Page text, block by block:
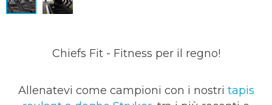
Chiefs Fit - Fitness per il regno!
Allenatevi come campioni con i nostri tapis